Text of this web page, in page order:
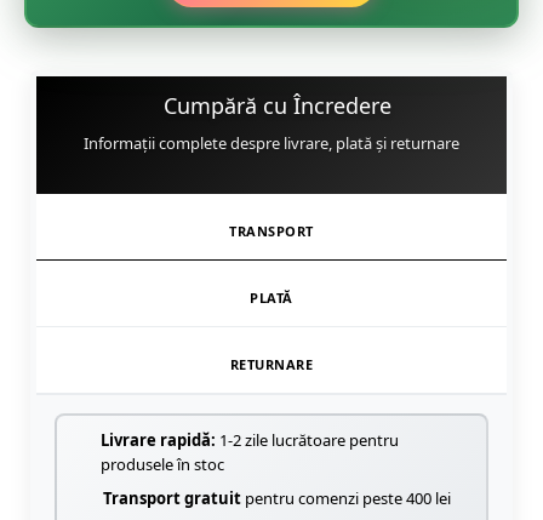
🌿
Cumpără cu Încredere
Informații complete despre livrare, plată și returnare
TRANSPORT
PLATĂ
RETURNARE
Livrare rapidă: 1-2 zile lucrătoare pentru
produsele în stoc
Transport gratuit pentru comenzi peste 400 lei